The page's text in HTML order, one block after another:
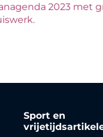
2023 met
Sport en